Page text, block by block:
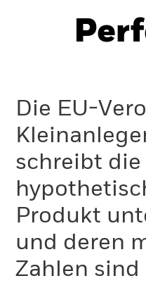
Die EU-
schreibt die
Produkt
und deren
Zahlen